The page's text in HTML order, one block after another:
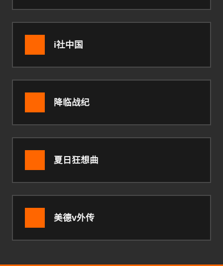
i社中国
降临战纪
夏日狂想曲
美德v外传